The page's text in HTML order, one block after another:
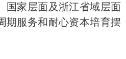
国家层面及浙江省域层面
期服务和耐心资本培育摆